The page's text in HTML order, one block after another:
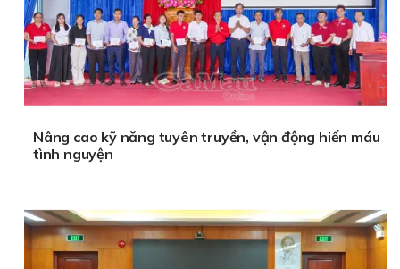
Nâng cao kỹ năng tuyên truyền, vận động hiến máu
tình nguyện